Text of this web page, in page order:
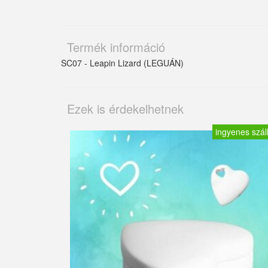
Termék információ
SC07 - Leapin Lizard (LEGUÁN)
Ezek is érdekelhetnek
ingyenes